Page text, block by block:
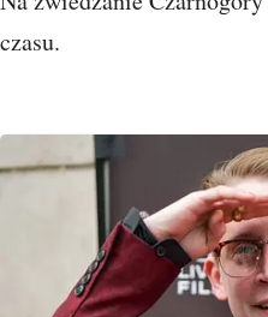
czasu.